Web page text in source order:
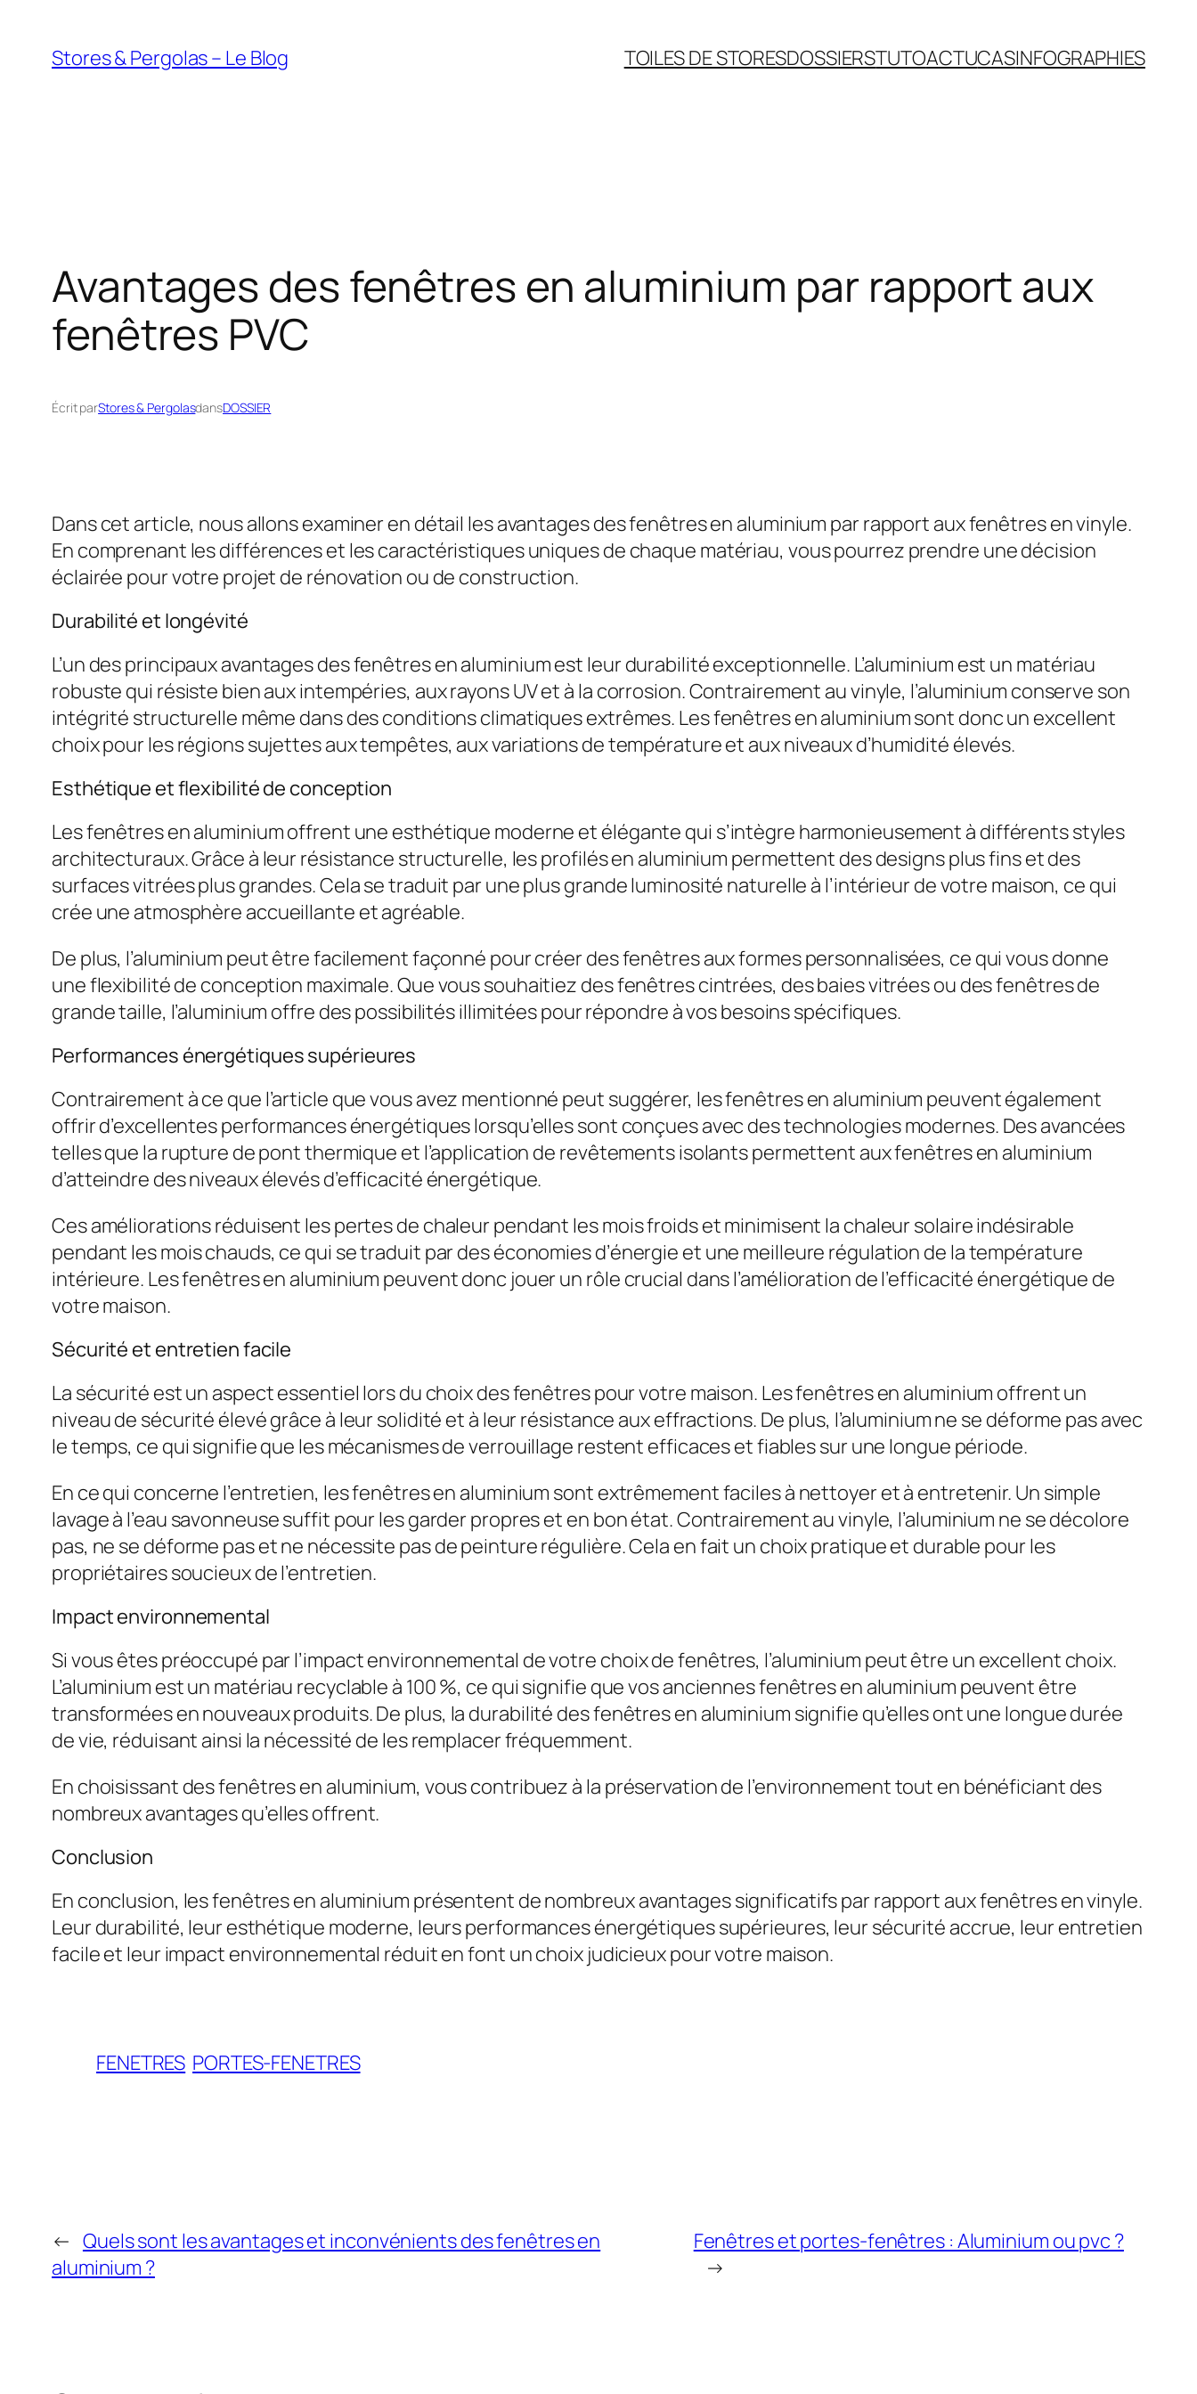
contenu
Stores & Pergolas – Le Blog TOILES DE STORESDOSSIERSTUTOACTUCASINFOGRAPHIES
Avantages des fenêtres en aluminium par rapport aux
fenêtres PVC
Écrit parStores & PergolasdansDOSSIER
Dans cet article, nous allons examiner en détail les avantages des fenêtres en aluminium par rapport aux fenêtres en vinyle.
En comprenant les différences et les caractéristiques uniques de chaque matériau, vous pourrez prendre une décision
éclairée pour votre projet de rénovation ou de construction.
Durabilité et longévité
L’un des principaux avantages des fenêtres en aluminium est leur durabilité exceptionnelle. L’aluminium est un matériau
robuste qui résiste bien aux intempéries, aux rayons UV et à la corrosion. Contrairement au vinyle, l’aluminium conserve son
intégrité structurelle même dans des conditions climatiques extrêmes. Les fenêtres en aluminium sont donc un excellent
choix pour les régions sujettes aux tempêtes, aux variations de température et aux niveaux d’humidité élevés.
Esthétique et flexibilité de conception
Les fenêtres en aluminium offrent une esthétique moderne et élégante qui s’intègre harmonieusement à différents styles
architecturaux. Grâce à leur résistance structurelle, les profilés en aluminium permettent des designs plus fins et des
surfaces vitrées plus grandes. Cela se traduit par une plus grande luminosité naturelle à l’intérieur de votre maison, ce qui
crée une atmosphère accueillante et agréable.
De plus, l’aluminium peut être facilement façonné pour créer des fenêtres aux formes personnalisées, ce qui vous donne
une flexibilité de conception maximale. Que vous souhaitiez des fenêtres cintrées, des baies vitrées ou des fenêtres de
grande taille, l’aluminium offre des possibilités illimitées pour répondre à vos besoins spécifiques.
Performances énergétiques supérieures
Contrairement à ce que l’article que vous avez mentionné peut suggérer, les fenêtres en aluminium peuvent également
offrir d’excellentes performances énergétiques lorsqu’elles sont conçues avec des technologies modernes. Des avancées
telles que la rupture de pont thermique et l’application de revêtements isolants permettent aux fenêtres en aluminium
d’atteindre des niveaux élevés d’efficacité énergétique.
Ces améliorations réduisent les pertes de chaleur pendant les mois froids et minimisent la chaleur solaire indésirable
pendant les mois chauds, ce qui se traduit par des économies d’énergie et une meilleure régulation de la température
intérieure. Les fenêtres en aluminium peuvent donc jouer un rôle crucial dans l’amélioration de l’efficacité énergétique de
votre maison.
Sécurité et entretien facile
La sécurité est un aspect essentiel lors du choix des fenêtres pour votre maison. Les fenêtres en aluminium offrent un
niveau de sécurité élevé grâce à leur solidité et à leur résistance aux effractions. De plus, l’aluminium ne se déforme pas avec
le temps, ce qui signifie que les mécanismes de verrouillage restent efficaces et fiables sur une longue période.
En ce qui concerne l’entretien, les fenêtres en aluminium sont extrêmement faciles à nettoyer et à entretenir. Un simple
lavage à l’eau savonneuse suffit pour les garder propres et en bon état. Contrairement au vinyle, l’aluminium ne se décolore
pas, ne se déforme pas et ne nécessite pas de peinture régulière. Cela en fait un choix pratique et durable pour les
propriétaires soucieux de l’entretien.
Impact environnemental
Si vous êtes préoccupé par l’impact environnemental de votre choix de fenêtres, l’aluminium peut être un excellent choix.
L’aluminium est un matériau recyclable à 100 %, ce qui signifie que vos anciennes fenêtres en aluminium peuvent être
transformées en nouveaux produits. De plus, la durabilité des fenêtres en aluminium signifie qu’elles ont une longue durée
de vie, réduisant ainsi la nécessité de les remplacer fréquemment.
En choisissant des fenêtres en aluminium, vous contribuez à la préservation de l’environnement tout en bénéficiant des
nombreux avantages qu’elles offrent.
Conclusion
En conclusion, les fenêtres en aluminium présentent de nombreux avantages significatifs par rapport aux fenêtres en vinyle.
Leur durabilité, leur esthétique moderne, leurs performances énergétiques supérieures, leur sécurité accrue, leur entretien
facile et leur impact environnemental réduit en font un choix judicieux pour votre maison.
FENETRES PORTES-FENETRES
← Quels sont les avantages et inconvénients des fenêtres en
aluminium ?
Fenêtres et portes-fenêtres : Aluminium ou pvc ?
→